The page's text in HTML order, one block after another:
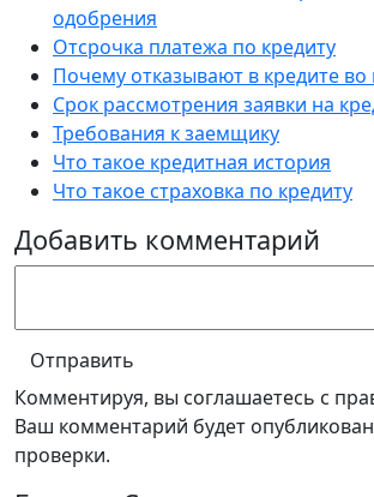
одобрения
Отсрочка платежа по кредиту
Почему отказывают в кредите во
Срок рассмотрения заявки на
Требования к заемщику
Что такое кредитная история
Что такое страховка по кредиту
Добавить комментарий
Отправить
Комментируя, вы соглашаетесь c
Ваш комментарий будет
проверки.